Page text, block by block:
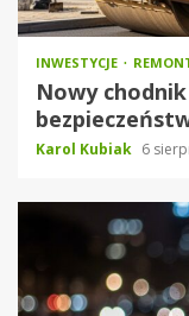
INWESTYCJE
Nowy
Karol Kubiak 6